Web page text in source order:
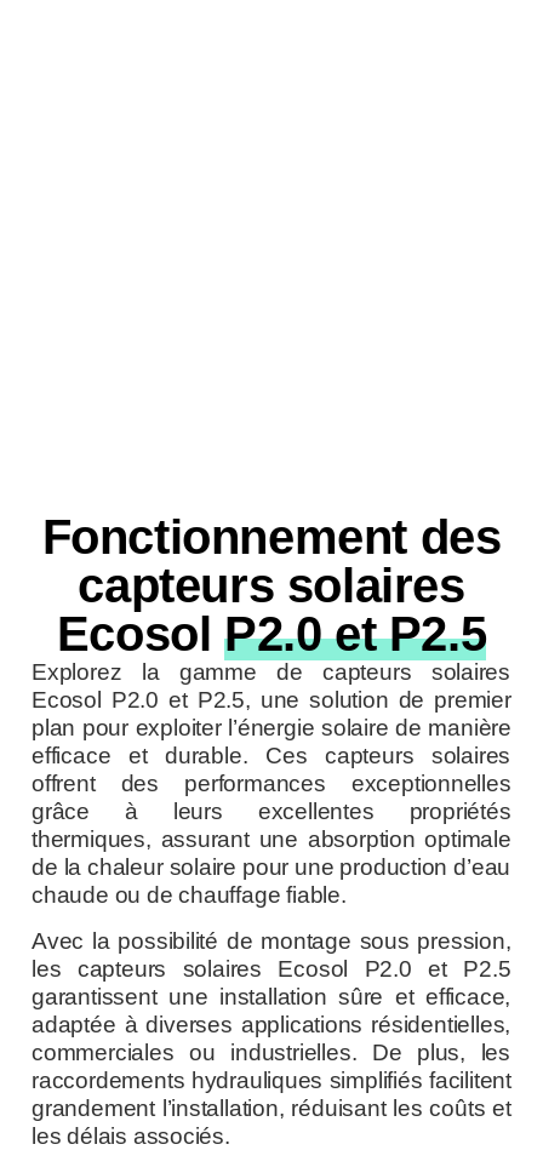
Fonctionnement des
capteurs solaires
Ecosol P2.0 et P2.5
Explorez la gamme de capteurs solaires
Ecosol P2.0 et P2.5, une solution de premier
plan pour exploiter l’énergie solaire de manière
efficace et durable. Ces capteurs solaires
offrent des performances exceptionnelles
grâce à leurs excellentes propriétés
thermiques, assurant une absorption optimale
de la chaleur solaire pour une production d’eau
chaude ou de chauffage fiable.
Avec la possibilité de montage sous pression,
les capteurs solaires Ecosol P2.0 et P2.5
garantissent une installation sûre et efficace,
adaptée à diverses applications résidentielles,
commerciales ou industrielles. De plus, les
raccordements hydrauliques simplifiés facilitent
grandement l’installation, réduisant les coûts et
les délais associés.